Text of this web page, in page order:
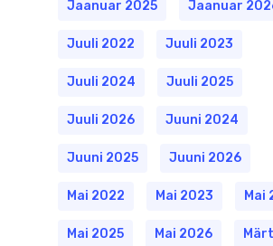
Jaanuar 2025 Jaanuar
Juuli 2022 Juuli 2023
Juuli 2024 Juuli 2025
Juuli 2026 Juuni 2024
Juuni 2025 Juuni 2026
Mai 2022 Mai 2023 Mai
Mai 2025 Mai 2026